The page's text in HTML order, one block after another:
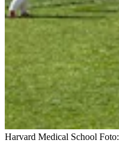
Harvard Medical School Foto: